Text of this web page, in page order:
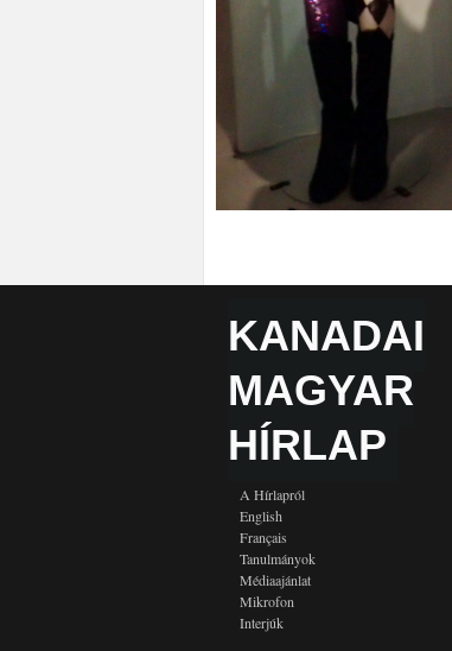
KANADAI
MAGYAR
HÍRLAP
A Hírlapról
English
Français
Tanulmányok
Médiaajánlat
Mikrofon
Interjúk